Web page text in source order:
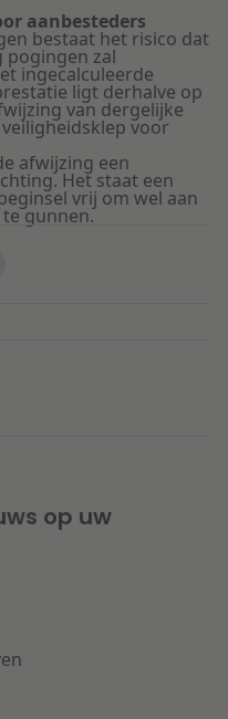
aanbesteders
bestaat het risico dat
pogingen zal
ingecalculeerde
ligt derhalve op
van dergelijke
voor
afwijzing een
Het staat een
vrij om wel aan
te gunnen.
op uw